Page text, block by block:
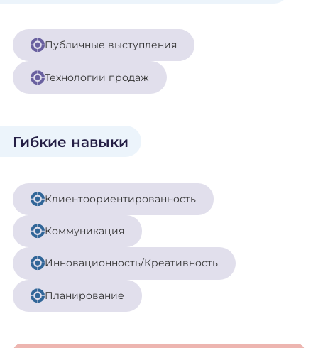
Публичные выступления
Технологии продаж
Гибкие навыки
Клиентоориентированность
Коммуникация
Инновационность/Креативность
Планирование